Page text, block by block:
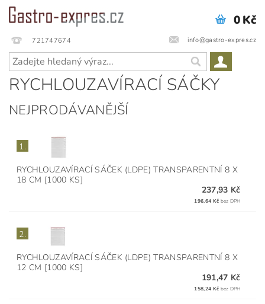
721747674 info@gastro-expres.cz
0 Kč
RYCHLOUZAVÍRACÍ SÁČKY
NEJPRODÁVANĚJŠÍ
1.
RYCHLOUZAVÍRACÍ SÁČEK (LDPE) TRANSPARENTNÍ 8 X
18 CM [1000 KS]
237,93 Kč
196,64 Kč bez DPH
2.
RYCHLOUZAVÍRACÍ SÁČEK (LDPE) TRANSPARENTNÍ 8 X
12 CM [1000 KS]
191,47 Kč
158,24 Kč bez DPH